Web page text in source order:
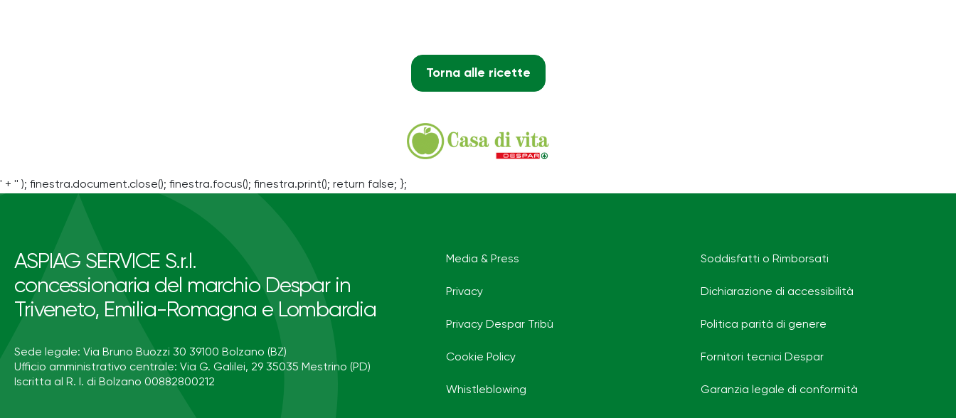
Torna alle ricette
' + '' ); finestra.document.close(); finestra.focus(); finestra.print(); return false; };
ASPIAG SERVICE S.r.l.
concessionaria del marchio Despar in
Triveneto, Emilia-Romagna e Lombardia
Sede legale: Via Bruno Buozzi 30 39100 Bolzano (BZ)
Ufficio amministrativo centrale: Via G. Galilei, 29 35035 Mestrino (PD)
Iscritta al R. I. di Bolzano 00882800212
Media & Press
Privacy
Privacy Despar Tribù
Cookie Policy
Whistleblowing
Soddisfatti o Rimborsati
Dichiarazione di accessibilità
Politica parità di genere
Fornitori tecnici Despar
Garanzia legale di conformità